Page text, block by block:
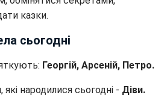
казки.
сьогодні
Георгій, Арсеній, Петро.
народилися сьогодні - Діви.